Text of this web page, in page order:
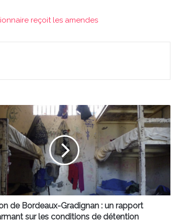
reçoit les amendes
de Bordeaux-Gradignan : un rapport
sur les conditions de détention